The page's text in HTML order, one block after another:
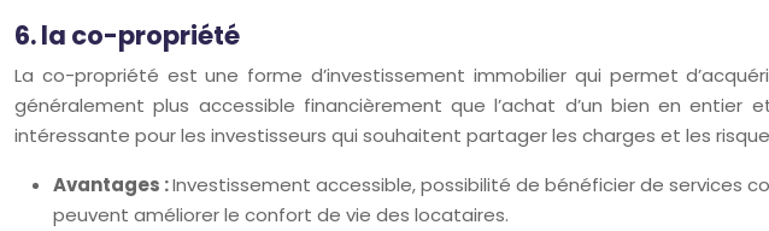
6. la co-propriété
La co-propriété est une forme d’investissement immobilier qui permet
généralement plus accessible financièrement que l’achat d’un bien en
intéressante pour les investisseurs qui souhaitent partager les charges et les
Avantages :Investissement accessible, possibilité de bénéficier de services
peuvent améliorer le confort de vie des locataires.